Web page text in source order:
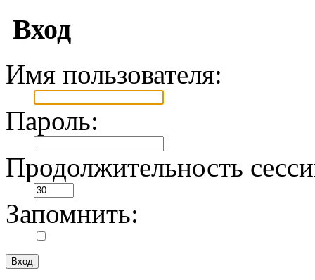
Вход
Имя пользователя:
Пароль:
Продолжительность
Запомнить: